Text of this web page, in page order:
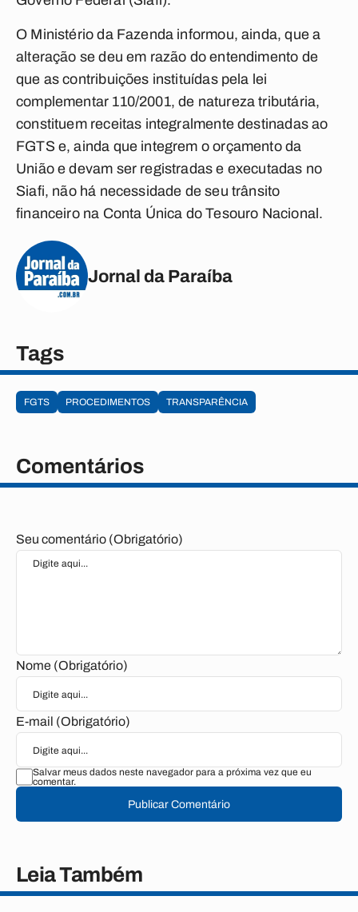
O Ministério da Fazenda informou, ainda, que a
alteração se deu em razão do entendimento de
que as contribuições instituídas pela lei
complementar 110/2001, de natureza tributária,
constituem receitas integralmente destinadas ao
FGTS e, ainda que integrem o orçamento da
União e devam ser registradas e executadas no
Siafi, não há necessidade de seu trânsito
financeiro na Conta Única do Tesouro Nacional.
Jornal da Paraíba
Tags
FGTS PROCEDIMENTOS TRANSPARÊNCIA
Comentários
Seu comentário (Obrigatório)
Nome (Obrigatório)
E-mail (Obrigatório)
Salvar meus dados neste navegador para a próxima vez que eu
comentar.
Publicar Comentário
Leia Também